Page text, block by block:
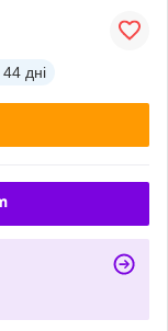
44 дні